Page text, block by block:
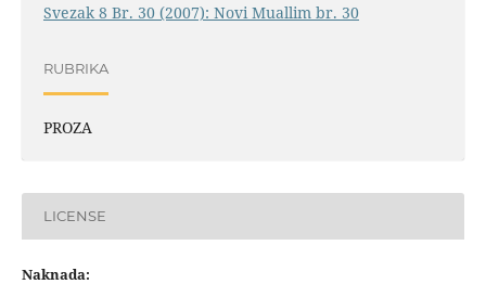
Svezak 8 Br. 30 (2007): Novi Muallim br. 30
RUBRIKA
PROZA
LICENSE
Naknada: